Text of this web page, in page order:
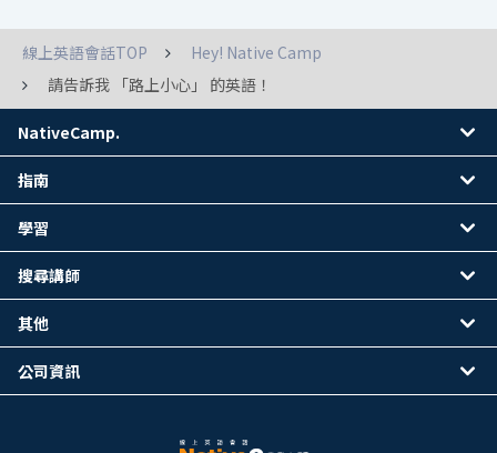
線上英語會話TOP
Hey! Native Camp
請告訴我 「路上小心」 的英語！
NativeCamp.
指南
學習
搜尋講師
其他
公司資訊